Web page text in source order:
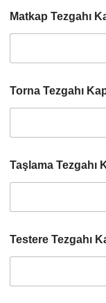
Matkap Tezgahı
Torna Tezgahı
Taşlama Tezgahı
Testere Tezgahı